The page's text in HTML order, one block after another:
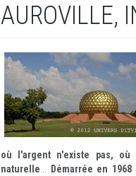
AUROVILLE,
où l'argent n'existe pas, où
naturelle
Démarrée en